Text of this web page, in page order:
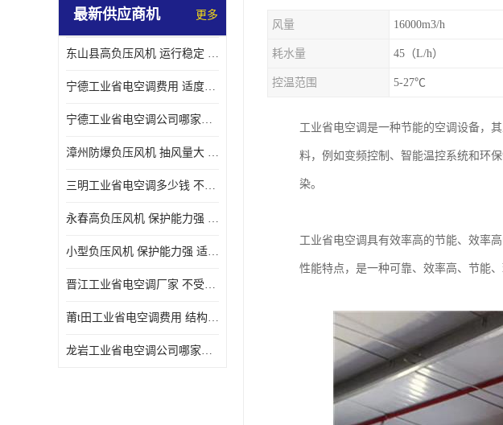
最新供应商机 更多
东山县高负压风机 运行稳定 耐高温 防腐蚀
宁德工业省电空调费用 适度较高 节省占用空间
宁德工业省电空调公司哪家好 适度较高 结构紧凑 美观
漳州防爆负压风机 抽风量大 通风降温效果好
三明工业省电空调多少钱 不受管长限制 保持空气湿润
永春高负压风机 保护能力强 体积大 风道大
小型负压风机 保护能力强 适用面积广
晋江工业省电空调厂家 不受管长限制 节省占用空间
莆t田工业省电空调费用 结构紧凑 美观 能耗低 噪音小
龙岩工业省电空调公司哪家好 适应性强 维护简单
风量 16000m3/h
耗水量 45（L/h）
控温范围 5-27℃
工业省电空调是一种节能的空调设备，
料，例如变频控制、智能温控系统和环
染。
工业省电空调具有效率高的节能、效率
性能特点，是一种可靠、效率高、节能、